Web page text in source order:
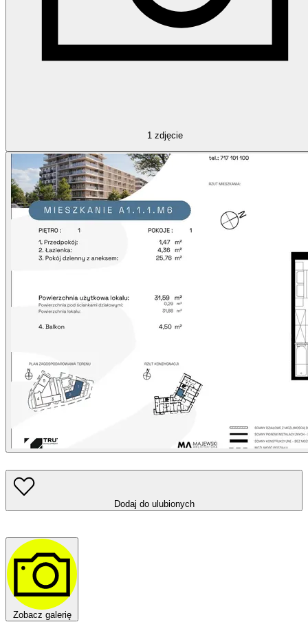
1 zdjęcie
Dodaj do ulubionych
Zobacz galerię